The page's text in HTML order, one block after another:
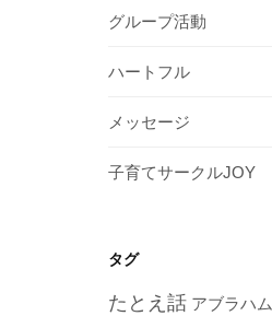
グループ活動
ハートフル
メッセージ
子育てサークルJOY
タグ
たとえ話 アブラハム